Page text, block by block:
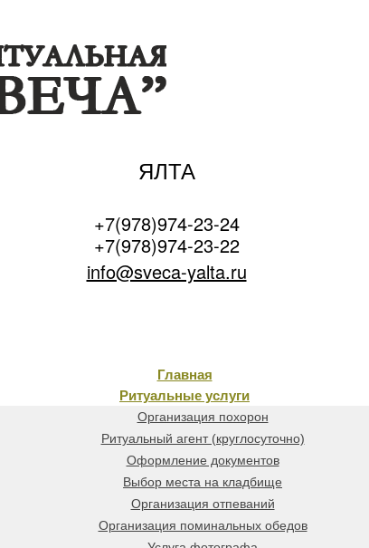
ЯЛТА
+7(978)974-23-24
+7(978)974-23-22
info@sveca-yalta.ru
Главная
Ритуальные услуги
Организация похорон
Ритуальный агент (круглосуточно)
Оформление документов
Выбор места на кладбище
Организация отпеваний
Организация поминальных обедов